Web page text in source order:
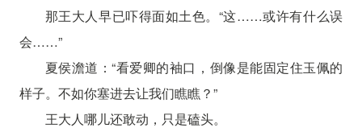
那王大人早已吓得面如土色。“这……或许有什么误
会……”
夏侯澹道：“看爱卿的袖口，倒像是能固定住玉佩的
样子。不如你塞进去让我们瞧瞧？”
王大人哪儿还敢动，只是磕头。